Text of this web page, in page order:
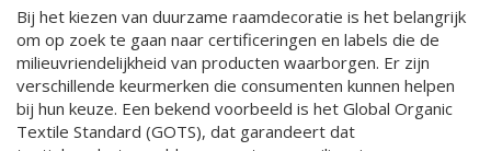
Bij het kiezen van duurzame raamdecoratie is het belangrijk
om op zoek te gaan naar certificeringen en labels die de
milieuvriendelijkheid van producten waarborgen. Er zijn
verschillende keurmerken die consumenten kunnen helpen
bij hun keuze. Een bekend voorbeeld is het Global Organic
Textile Standard (GOTS), dat garandeert dat